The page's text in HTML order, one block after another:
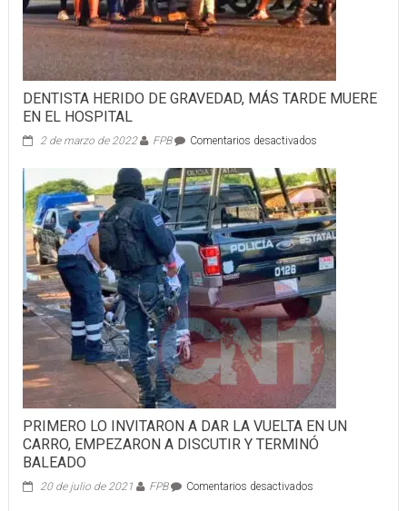
DENTISTA HERIDO DE GRAVEDAD, MÁS TARDE MUERE
EN EL HOSPITAL
2 de marzo de 2022 FPB Comentarios desactivadosen
HERIDO
DE
GRAVEDAD,
MÁS
TARDE
MUERE
EN
EL
HOSPITAL
PRIMERO LO INVITARON A DAR LA VUELTA EN UN
CARRO, EMPEZARON A DISCUTIR Y TERMINÓ
BALEADO
20 de julio de 2021 FPB Comentarios desactivadosen